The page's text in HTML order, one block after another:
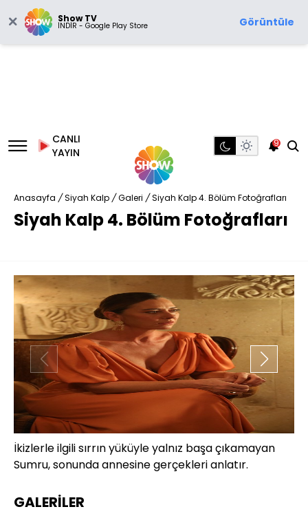
Show TV
İNDİR - Google Play Store Görüntüle
CANLI
YAYIN
9
Anasayfa / Siyah Kalp / Galeri / Siyah Kalp 4. Bölüm Fotoğrafları
Siyah Kalp 4. Bölüm Fotoğrafları
İkizlerle ilgili sırrın yüküyle yalnız başa çıkamayan
Sumru, sonunda annesine gerçekleri anlatır.
GALERİLER